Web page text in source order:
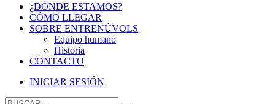
¿DÓNDE ESTAMOS?
CÓMO LLEGAR
SOBRE ENTRENÚVOLS
Equipo humano
Historia
CONTACTO
INICIAR SESIÓN